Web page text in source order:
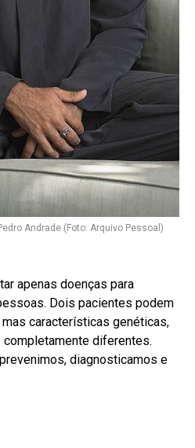
Andrade (Foto: Arquivo Pessoal)
apenas doenças para
Dois pacientes podem
características genéticas,
diferentes.
diagnosticamos e